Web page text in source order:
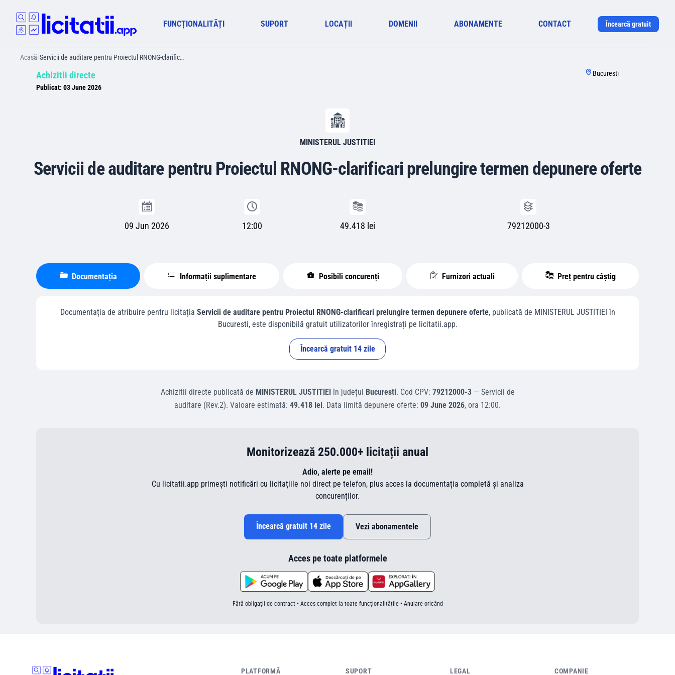
FUNCȚIONALITĂȚI SUPORT LOCAȚII DOMENII ABONAMENTE CONTACT Încearcă gratuit
Acasă/Servicii de auditare pentru Proiectul RNONG-clarific…
Achizitii directe
Publicat: 03 June 2026
Bucuresti
MINISTERUL JUSTITIEI
Servicii de auditare pentru Proiectul RNONG-clarificari prelungire termen depunere oferte
09 Jun 2026 12:00 49.418 lei 79212000-3
Documentația Informații suplimentare Posibili concurenți Furnizori actuali Preț pentru câștig
Documentația de atribuire pentru licitația Servicii de auditare pentru Proiectul RNONG-clarificari prelungire termen depunere oferte, publicată de MINISTERUL JUSTITIEI în
Bucuresti, este disponibilă gratuit utilizatorilor înregistrați pe licitatii.app.
Încearcă gratuit 14 zile
Achizitii directe publicată de MINISTERUL JUSTITIEIîn județul Bucuresti. Cod CPV: 79212000-3— Servicii de
auditare (Rev.2). Valoare estimată: 49.418 lei. Data limită depunere oferte: 09 June 2026, ora 12:00.
Monitorizează 250.000+ licitații anual
Adio, alerte pe email!
Cu licitatii.app primești notificări cu licitațiile noi direct pe telefon, plus acces la documentația completă și analiza
concurenților.
Încearcă gratuit 14 zile Vezi abonamentele
Acces pe toate platformele
Fără obligații de contract • Acces complet la toate funcționalitățile • Anulare oricând
PLATFORMĂ SUPORT LEGAL COMPANIE